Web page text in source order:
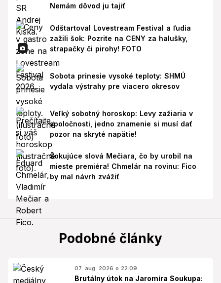
Nemám dôvod ju tajiť
Odštartoval Lovestream Festival a ľudia
zažili šok: Pozrite na CENY za halušky,
strapačky či pirohy! FOTO
Sobota prinesie vysoké teploty: SHMÚ
vydala výstrahy pre viacero okresov
Veľký sobotný horoskop: Levy zažiaria v
spoločnosti, jedno znamenie si musí dať
pozor na skryté napätie!
Šokujúce slová Mečiara, čo by urobil na
mieste premiéra! Chmelár na rovinu: Fico
by mal návrh zvážiť
Podobné články
07. aug. 2026 o 22:09
Brutálny útok na Jaromíra Soukupa: